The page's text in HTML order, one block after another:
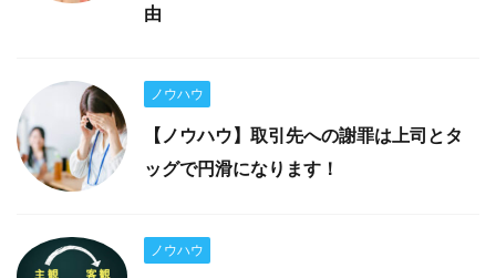
由
ノウハウ
【ノウハウ】取引先への謝罪は上司とタ
ッグで円滑になります！
ノウハウ